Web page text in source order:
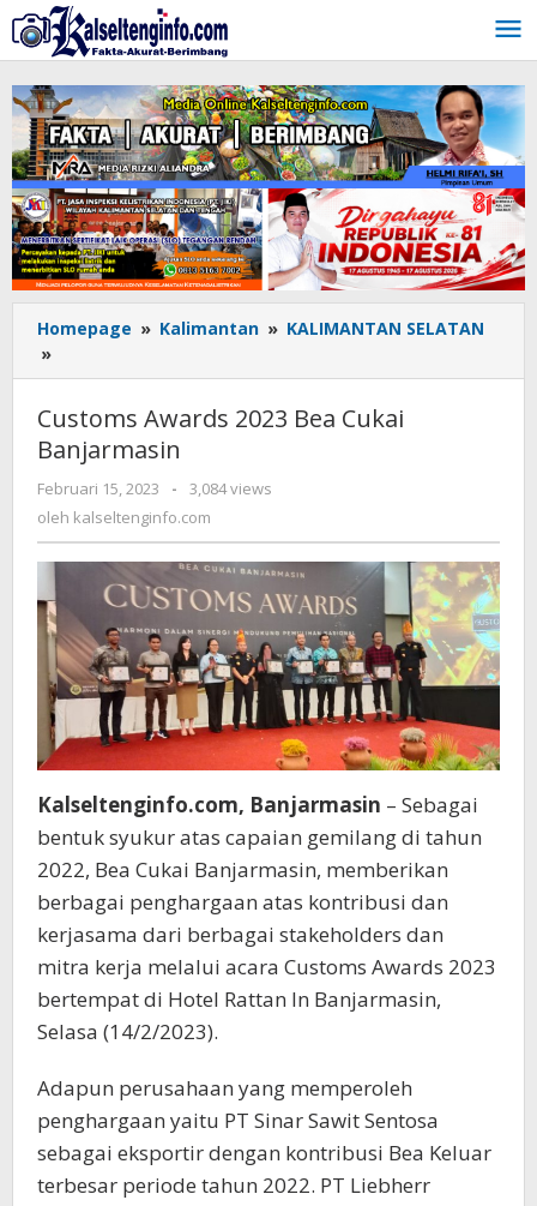
Lewati
ke
konten
Homepage » Kalimantan » KALIMANTAN SELATAN
»
Awards
Bea
Cukai
Banjarmasin
Customs Awards 2023 Bea Cukai
Banjarmasin
Februari 15, 2023
oleh
kalseltenginfo.com
-
3,084 views
oleh kalseltenginfo.com
Kalseltenginfo.com, Banjarmasin – Sebagai
bentuk syukur atas capaian gemilang di tahun
2022, Bea Cukai Banjarmasin, memberikan
berbagai penghargaan atas kontribusi dan
kerjasama dari berbagai stakeholders dan
mitra kerja melalui acara Customs Awards 2023
bertempat di Hotel Rattan In Banjarmasin,
Selasa (14/2/2023).
Adapun perusahaan yang memperoleh
penghargaan yaitu PT Sinar Sawit Sentosa
sebagai eksportir dengan kontribusi Bea Keluar
terbesar periode tahun 2022. PT Liebherr